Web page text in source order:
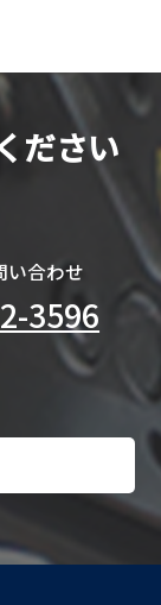
ださい
い合わせ
3596